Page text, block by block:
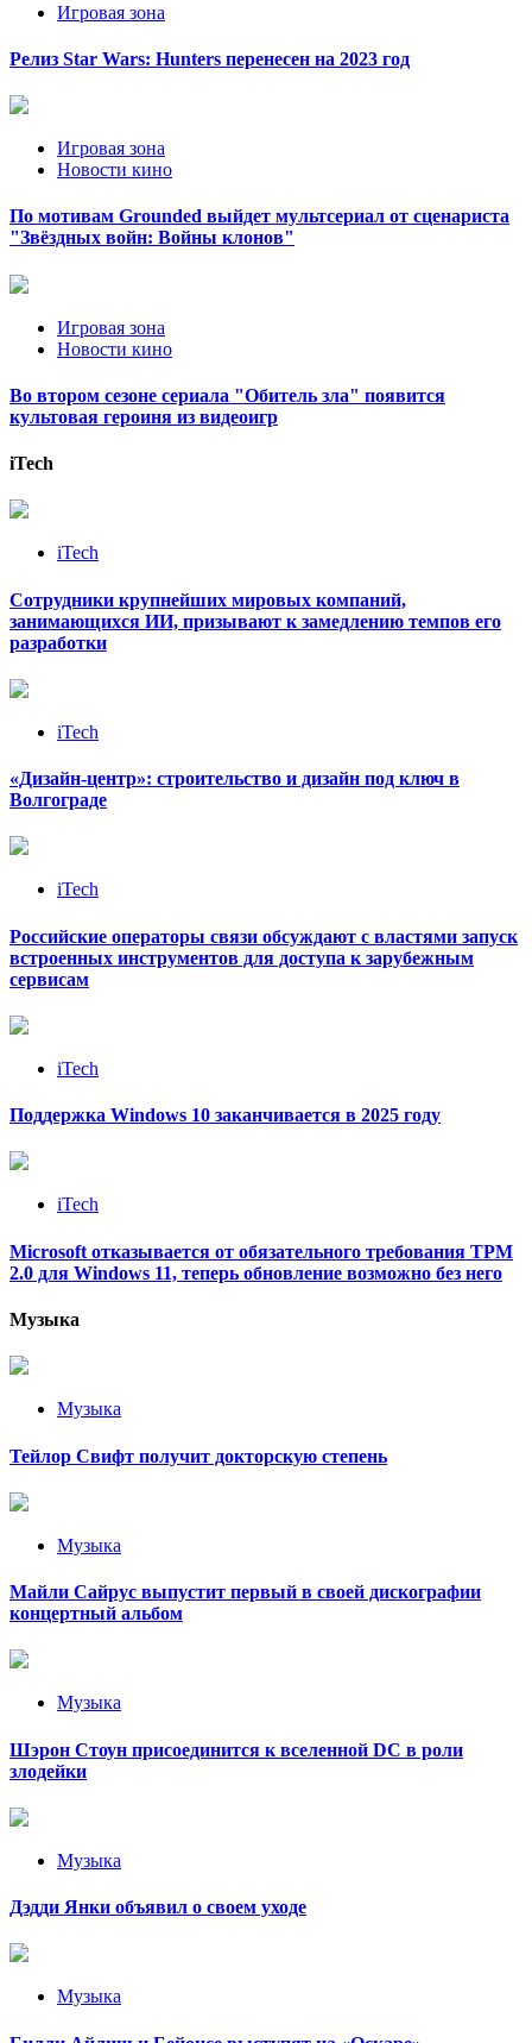
Игровая зона
Релиз Star Wars: Hunters перенесен на 2023 год
Игровая зона
Новости кино
По мотивам Grounded выйдет мультсериал от сценариста
"Звёздных войн: Войны клонов"
Игровая зона
Новости кино
Во втором сезоне сериала "Обитель зла" появится
культовая героиня из видеоигр
iTech
iTech
Сотрудники крупнейших мировых компаний,
занимающихся ИИ, призывают к замедлению темпов его
разработки
iTech
«Дизайн‑центр»: строительство и дизайн под ключ в
Волгограде
iTech
Российские операторы связи обсуждают с властями запуск
встроенных инструментов для доступа к зарубежным
сервисам
iTech
Поддержка Windows 10 заканчивается в 2025 году
iTech
Microsoft отказывается от обязательного требования TPM
2.0 для Windows 11, теперь обновление возможно без него
Музыка
Музыка
Тейлор Свифт получит докторскую степень
Музыка
Майли Сайрус выпустит первый в своей дискографии
концертный альбом
Музыка
Шэрон Стоун присоединится к вселенной DC в роли
злодейки
Музыка
Дэдди Янки объявил о своем уходе
Музыка